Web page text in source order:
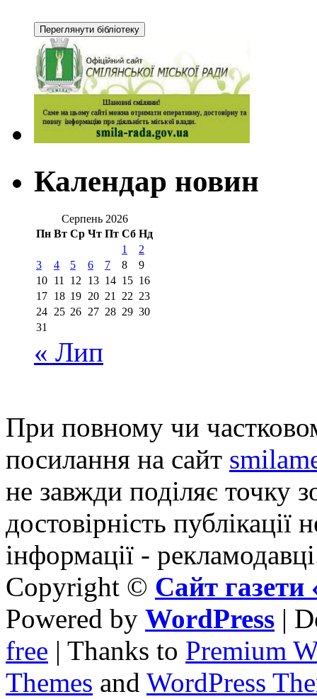
Календар новин
Серпень 2026
Пн Вт Ср Чт Пт Сб Нд
1
2
3
4 5 6 7 8
9
10 11 12 13 14 15 16
17 18 19 20 21 22 23
24 25 26 27 28 29 30
31
« Лип
При повному чи
посилання на сайт
не завжди поділяє точку
достовірність публікації
інформації -
Copyright © Сайт
Powered by WordPress |
free | Thanks to Premium
Themes and WordPress